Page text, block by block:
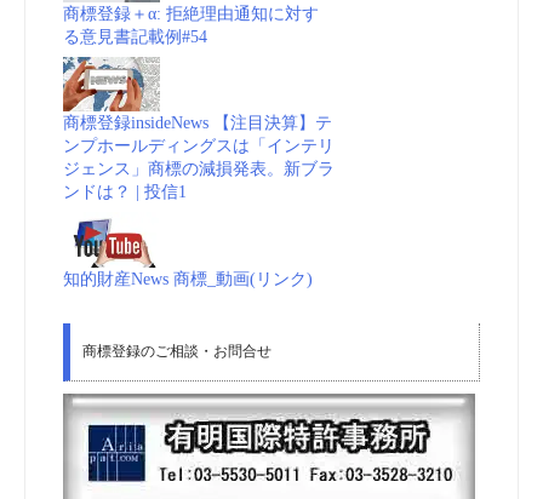
商標登録＋α: 拒絶理由通知に対す
る意見書記載例#54
商標登録insideNews 【注目決算】テ
ンプホールディングスは「インテリ
ジェンス」商標の減損発表。新ブラ
ンドは？ | 投信1
知的財産News 商標_動画(リンク)
商標登録のご相談・お問合せ